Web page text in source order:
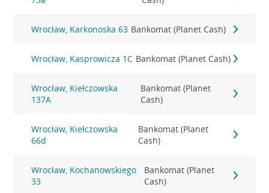
Wrocław, Karkonoska 63 Bankomat (Planet Cash)
Wrocław, Kasprowicza 1C Bankomat (Planet Cash)
Wrocław, Kiełczowska
137A
Bankomat (Planet
Cash)
Wrocław, Kiełczowska
66d
Bankomat (Planet
Cash)
Wrocław, Kochanowskiego
33
Bankomat (Planet
Cash)